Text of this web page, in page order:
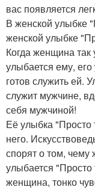
вас появляется
В женской улыбке
женской улыбке
Когда женщина так
улыбается ему,
готов служить ей.
служит мужчине,
себя мужчиной!
Её улыбка "Просто
него.
спорят о том,
улыбается "Просто
женщина, тонко